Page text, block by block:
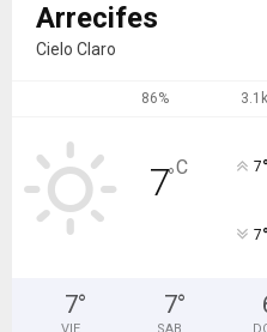
Arrecifes
Cielo Claro
86%
7°C 7°
7°
7° 7°